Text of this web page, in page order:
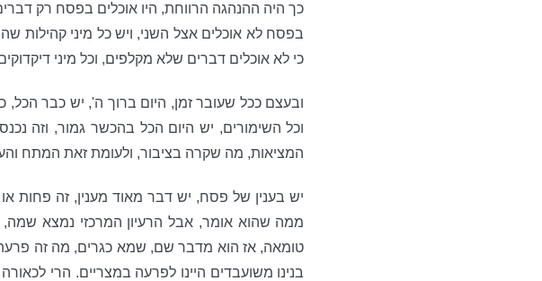
כך היה ההנהגה הרווחת, היו אוכלים בפסח רק
בפסח לא אוכלים אצל השני, ויש כל מיני קהילות
כי לא אוכלים דברים שלא מקלפים, וכל מיני
ובעצם ככל שעובר זמן, היום ברוך ה', יש כבר
וכל השימורים, יש היום הכל בהכשר גמור, וזה
המציאות, מה שקרה בציבור, ולעומת זאת המתח
יש בענין של פסח, יש דבר מאוד מענין, זה פחות
ממה שהוא אומר, אבל הרעיון המרכזי נמצא
טומאה, אז הוא מדבר שם, שמא כגרים, מה זה פרעה,
בנינו משועבדים היינו לפרעה במצריים. הרי